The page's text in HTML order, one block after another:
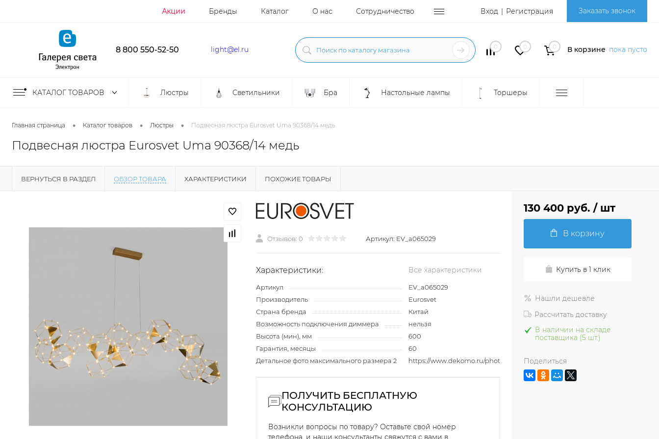
Акции Бренды Каталог О нас Сотрудничество Вход Регистрация Заказать звонок
8 800 550-52-50 light@el.ru 0 0 0 В корзине пока пусто
КАТАЛОГ ТОВАРОВ Люстры Светильники Бра Настольные лампы Торшеры
Главная страница • Каталог товаров • Люстры • Подвесная люстра Eurosvet Uma 90368/14 медь
Подвесная люстра Eurosvet Uma 90368/14 медь
ВЕРНУТЬСЯ В РАЗДЕЛ ОБЗОР ТОВАРА ХАРАКТЕРИСТИКИ ПОХОЖИЕ ТОВАРЫ
Отзывов: 0 Артикул: EV_a065029
Характеристики: Все характеристики
Артикул
EV_a065029
Производитель
Eurosvet
Страна бренда
Китай
Возможность подключения диммера
нельзя
Высота (мин), мм
600
Гарантия, месяцы
60
Детальное фото максимального размера 2
https://www.dekomo.ru/photo2_krop_max/EV_a065029.jpg
ПОЛУЧИТЬ БЕСПЛАТНУЮ
КОНСУЛЬТАЦИЮ
Возникли вопросы по товару? Оставьте свой номер
телефона, и наши консультанты свяжутся с вами в
130 400 руб. / шт
В корзину
Купить в 1 клик
Нашли дешевле
Рассчитать доставку
В наличии на складе
поставщика (5 шт.)
Поделиться